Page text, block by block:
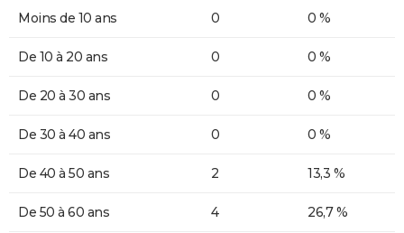
Moins de 10 ans 0 0 %
De 10 à 20 ans 0 0 %
De 20 à 30 ans 0 0 %
De 30 à 40 ans 0 0 %
De 40 à 50 ans 2 13,3 %
De 50 à 60 ans 4 26,7 %